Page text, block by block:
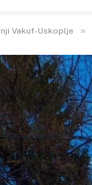
Vakuf-Uskoplje »